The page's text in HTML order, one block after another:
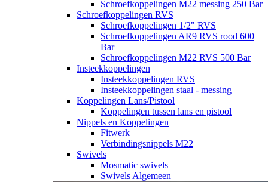
Schroefkoppelingen M22 messing 250 Bar
Schroefkoppelingen RVS
Schroefkoppelingen 1/2" RVS
Schroefkoppelingen AR9 RVS rood 600
Bar
Schroefkoppelingen M22 RVS 500 Bar
Insteekkoppelingen
Insteekkoppelingen RVS
Insteekkoppelingen staal - messing
Koppelingen Lans/Pistool
Koppelingen tussen lans en pistool
Nippels en Koppelingen
Fitwerk
Verbindingsnippels M22
Swivels
Mosmatic swivels
Swivels Algemeen